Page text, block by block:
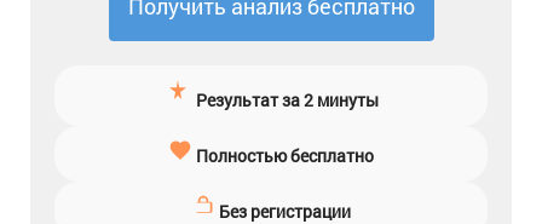
Получить анализ бесплатно
Результат за 2 минуты
Полностью бесплатно
Без регистрации